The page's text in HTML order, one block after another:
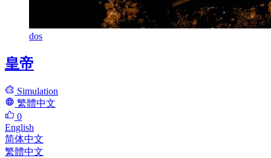
dos
皇帝
Simulation
繁體中文
0
English
简体中文
繁體中文